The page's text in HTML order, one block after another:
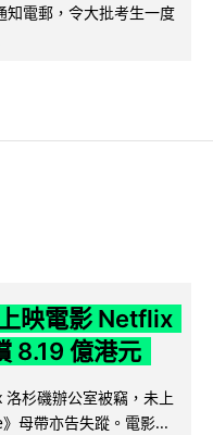
知電郵，令大批考生一度
映電影 Netflix
8.19 億港元
洛杉磯辦公室被竊，未上
母帶亦告失蹤。電影...